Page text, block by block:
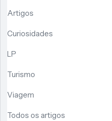
Artigos
Curiosidades
LP
Turismo
Viagem
Todos os artigos